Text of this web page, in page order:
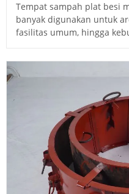
Tempat sampah plat besi
banyak digunakan untuk
fasilitas umum, hingga